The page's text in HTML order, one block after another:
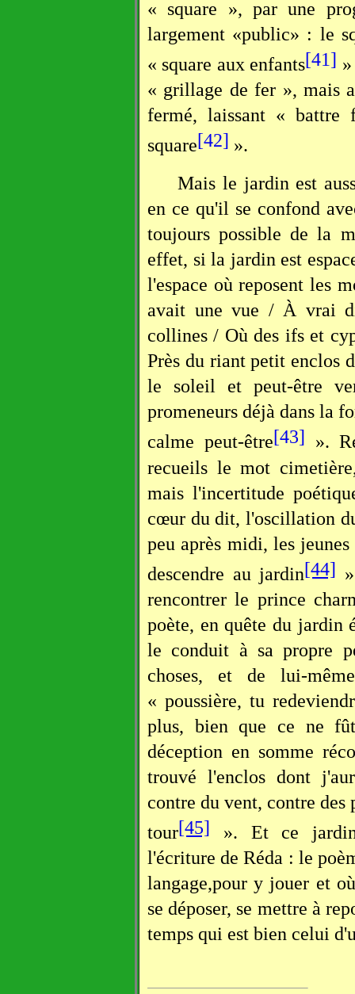
« square », par une
largement «public» : le
« square aux enfants[41]
« grillage de fer », mais
fermé, laissant «
square[42] ».
Mais le jardin est
en ce qu'il se confond
toujours possible de la
effet, si la jardin est
l'espace où reposent les
avait une vue / À vrai
collines / Où des ifs et
Près du riant petit enclos
le soleil et peut-être
promeneurs déjà dans la
calme peut-être[43] ».
recueils le mot
mais l'incertitude
cœur du dit, l'oscillation
peu après midi, les
descendre au jardin[44]
rencontrer le prince
poète, en quête du jardin
le conduit à sa propre
choses, et de lui-
« poussière, tu
plus, bien que ce ne
déception en somme
trouvé l'enclos dont
contre du vent, contre
tour[45] ». Et ce jardin
l'écriture de Réda : le
langage,pour y jouer et
se déposer, se mettre à
temps qui est bien celui